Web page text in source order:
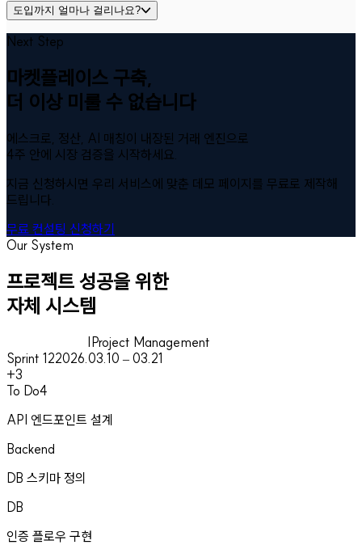
도입까지 얼마나 걸리나요?
Next Step
마켓플레이스 구축,
더 이상 미룰 수 없습니다
에스크로, 정산, AI 매칭이 내장된 거래 엔진으로
4주 안에 시장 검증을 시작하세요.
지금 신청하시면 우리 서비스에 맞춘 데모 페이지를 무료로 제작해
드립니다.
무료 컨설팅 신청하기
Our System
프로젝트 성공을 위한
자체 시스템
|Project Management
Sprint 122026.03.10 – 03.21
+3
To Do4
API 엔드포인트 설계
Backend
DB 스키마 정의
DB
인증 플로우 구현